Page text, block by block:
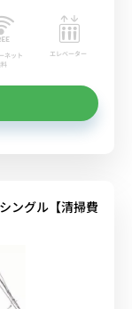
ネット
料
エレベーター
ングル【清掃費